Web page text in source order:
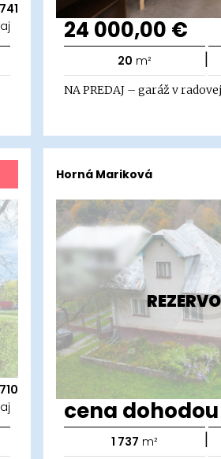
24 000,00 €
20 m² |
NA PREDAJ – garáž v
Horná Mariková
cena dohodou
1 737 m² |